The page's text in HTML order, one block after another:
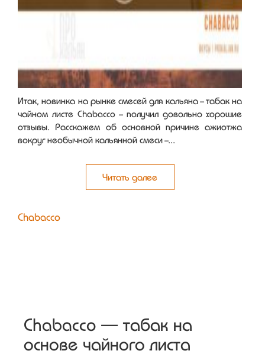
Итак, новинка на рынке смесей для кальяна - табак на
чайном листе Chabacco - получил довольно хорошие
отзывы. Расскажем об основной причине ажиотжа
вокруг необычной кальянной смеси -...
Читать далее
Chabacco
Chabacco — табак на
основе чайного листа